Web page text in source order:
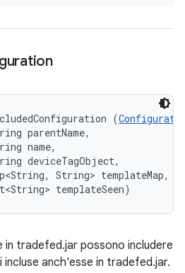
(
parentName,
name,
deviceTagObject,
String> templateMap,
templateSeen)
in tradefed.jar possono includere
anch'esse in tradefed.jar.